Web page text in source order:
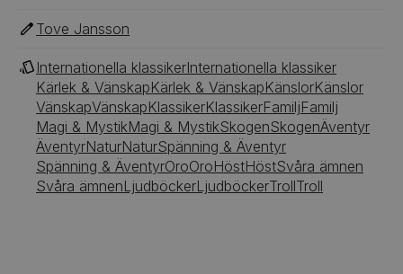
Tove Jansson
Internationella klassikerInternationella klassiker
Kärlek & VänskapKärlek & VänskapKänslorKänslor
VänskapVänskapKlassikerKlassikerFamiljFamilj
Magi & MystikMagi & MystikSkogenSkogenÄventyr
ÄventyrNaturNaturSpänning & Äventyr
Spänning & ÄventyrOroOroHöstHöstSvåra ämnen
Svåra ämnenLjudböckerLjudböckerTrollTroll